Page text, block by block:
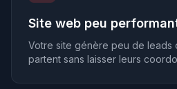
Site web peu
Votre site génère peu de leads
partent sans laisser leurs